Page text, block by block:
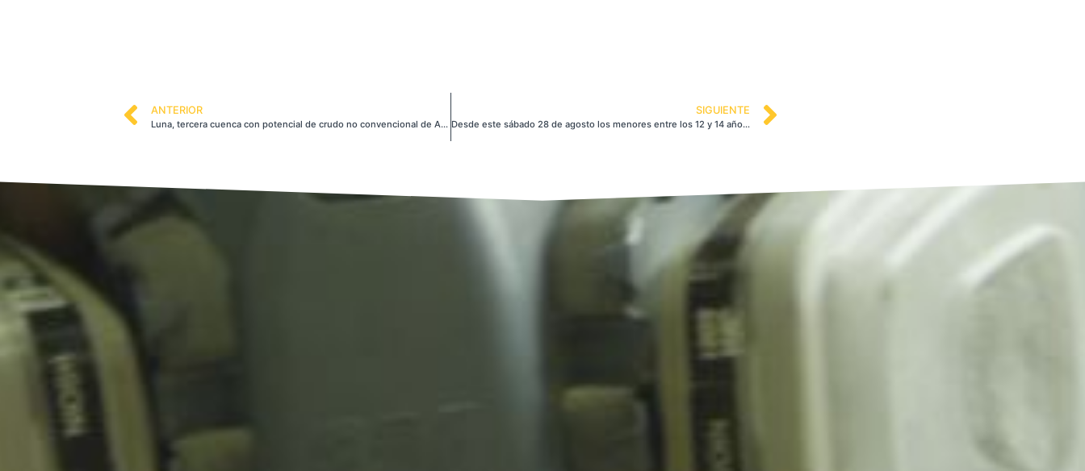
ANTERIOR
Luna, tercera cuenca con potencial de crudo no convencional de América
SIGUIENTE
Desde este sábado 28 de agosto los menores entre los 12 y 14 años podrán vacunarse